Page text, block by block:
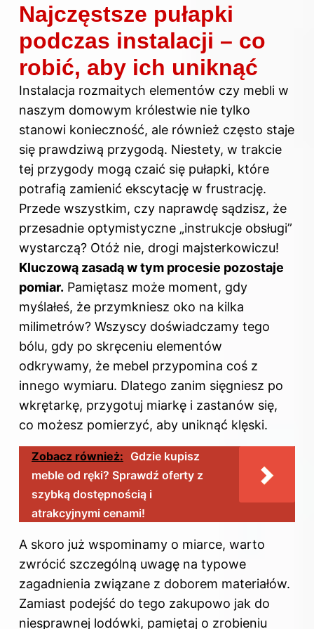
Najczęstsze pułapki
podczas instalacji – co
robić, aby ich uniknąć
Instalacja rozmaitych elementów czy mebli w
naszym domowym królestwie nie tylko
stanowi konieczność, ale również często staje
się prawdziwą przygodą. Niestety, w trakcie
tej przygody mogą czaić się pułapki, które
potrafią zamienić ekscytację w frustrację.
Przede wszystkim, czy naprawdę sądzisz, że
przesadnie optymistyczne „instrukcje obsługi”
wystarczą? Otóż nie, drogi majsterkowiczu!
Kluczową zasadą w tym procesie pozostaje
pomiar. Pamiętasz może moment, gdy
myślałeś, że przymkniesz oko na kilka
milimetrów? Wszyscy doświadczamy tego
bólu, gdy po skręceniu elementów
odkrywamy, że mebel przypomina coś z
innego wymiaru. Dlatego zanim sięgniesz po
wkrętarkę, przygotuj miarkę i zastanów się,
co możesz pomierzyć, aby uniknąć klęski.
Zobacz również: Gdzie kupisz
meble od ręki? Sprawdź oferty z
szybką dostępnością i
atrakcyjnymi cenami!
A skoro już wspominamy o miarce, warto
zwrócić szczególną uwagę na typowe
zagadnienia związane z doborem materiałów.
Zamiast podejść do tego zakupowo jak do
niesprawnej lodówki, pamiętaj o zrobieniu